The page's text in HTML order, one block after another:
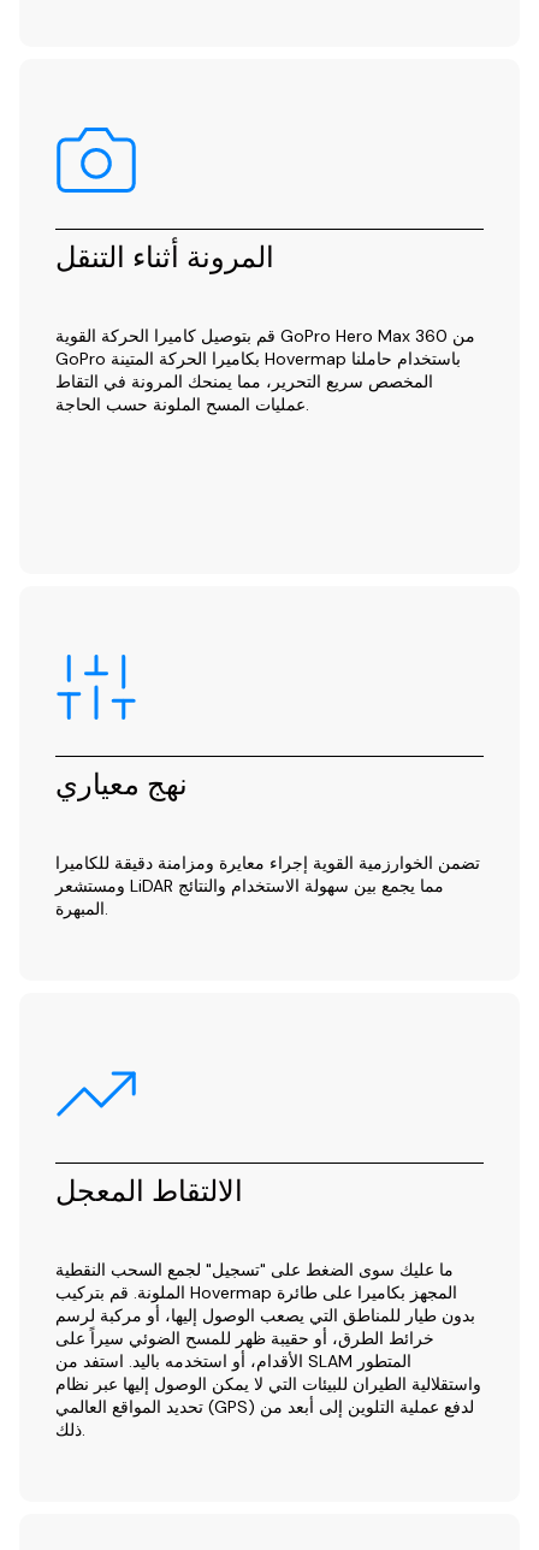
المرونة أثناء التنقل
قم بتوصيل كاميرا الحركة القوية GoPro Hero Max 360 من
GoPro بكاميرا الحركة المتينة Hovermap باستخدام حاملنا
المخصص سريع التحرير، مما يمنحك المرونة في التقاط
عمليات المسح الملونة حسب الحاجة.
نهج معياري
تضمن الخوارزمية القوية إجراء معايرة ومزامنة دقيقة للكاميرا
ومستشعر LiDAR مما يجمع بين سهولة الاستخدام والنتائج
المبهرة.
الالتقاط المعجل
ما عليك سوى الضغط على "تسجيل" لجمع السحب النقطية
الملونة. قم بتركيب Hovermap المجهز بكاميرا على طائرة
بدون طيار للمناطق التي يصعب الوصول إليها، أو مركبة لرسم
خرائط الطرق، أو حقيبة ظهر للمسح الضوئي سيراً على
الأقدام، أو استخدمه باليد. استفد من SLAM المتطور
واستقلالية الطيران للبيئات التي لا يمكن الوصول إليها عبر نظام
تحديد المواقع العالمي (GPS) لدفع عملية التلوين إلى أبعد من
ذلك.